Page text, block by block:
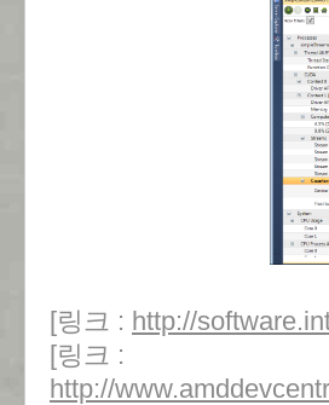
[링크 : http://
[링크 :
http://